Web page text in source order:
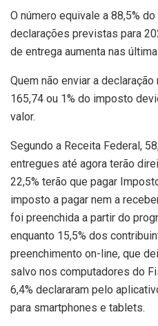
O número equivale a 88,5%
declarações previstas para
de entrega aumenta nas
Quem não enviar a
165,74 ou 1% do imposto
valor.
Segundo a Receita Federal,
entregues até agora terão
22,5% terão que pagar
imposto a pagar nem a
foi preenchida a partir do
enquanto 15,5% dos
preenchimento on-line, que
salvo nos computadores do
6,4% declararam pelo
para smartphones e tablets.